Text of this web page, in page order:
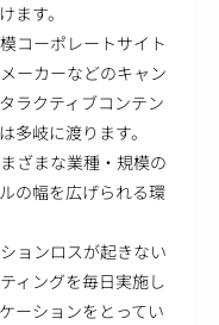
ます。
コーポレートサイト
ーカーなどのキャン
ラクティブコンテン
多岐に渡ります。
ざまな業種・規模の
の幅を広げられる環
ョンロスが起きない
ィングを毎日実施し
ーションをとってい